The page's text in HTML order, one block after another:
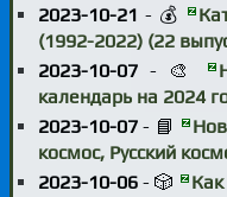
2023-10-21 - 💰
(1992-2022) (22
2023-10-07 - 🎨
календарь на 2024
2023-10-07 - 📘
космос, Русский
2023-10-06 - 🎲
Как